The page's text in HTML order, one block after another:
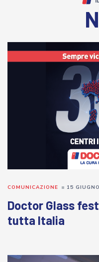
Doctor Glass
tutta Italia
COMUNICAZIONE 15